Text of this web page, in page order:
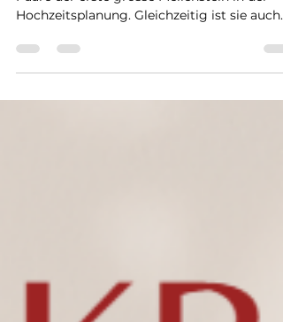
Hochzeitsplanung. Gleichzeitig ist sie auch
beeinflusst. Den Stil der Hochzeit, das
Budget, den Ablauf und nicht zuletzt die